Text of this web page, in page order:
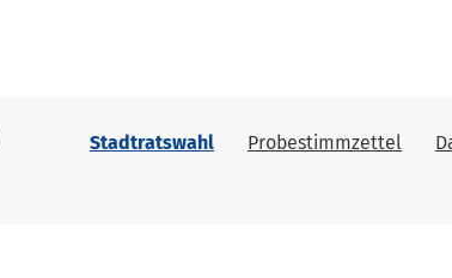
Stadtratswahl Probestimmzettel